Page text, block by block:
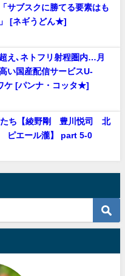
サブスクに勝てる要素はも
[ネギうどん★]
え､ネトフリ射程圏内…月
い国産配信サービスU-
ケ [パンナ・コッタ★]
たち【綾野剛 豊川悦司 北
エール瀧】 part 5-0